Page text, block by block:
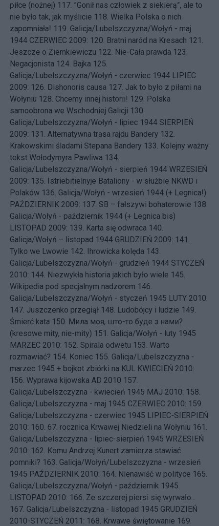
piłce (nożnej) 117. ”Gonił nas człowiek z siekierą”, ale to
nie było tak, jak myślicie 118. Wielka Polska o nich
zapomniała! 119. Galicja/Lubelszczyzna/Wołyń - maj
1944 CZERWIEC 2009: 120. Bratni naród na Kresach 121.
Jeszcze o Ziemkiewiczu 122. Nie-Cała prawda 123.
Negacjonista 124. Bajka 125.
Galicja/Lubelszczyzna/Wołyń - czerwiec 1944 LIPIEC
2009: 126. Dishonoris causa 127. Jak to było z piłami na
Wołyniu 128. Chcemy innej historii! 129. Polska
samoobrona we Wschodniej Galicji 130.
Galicja/Lubelszczyzna/Wołyń - lipiec 1944 SIERPIEŃ
2009: 131. Alternatywna trasa rajdu Bandery 132.
Krakowskimi śladami Stepana Bandery 133. Kolejny ważny
tekst Wołodymyra Pawliwa 134.
Galicja/Lubelszczyzna/Wołyń - sierpień 1944 WRZESIEŃ
2009: 135. Istriebitielnyje Bataliony - w służbie NKWD i
Polaków 136. Galicja/Wołyń - wrzesień 1944 (+ Legnica!)
PAŹDZIERNIK 2009: 137. SB – fałszywi bohaterowie 138.
Galicja/Wołyń - październik 1944 (+ Legnica bis)
LISTOPAD 2009: 139. Karta się odwraca 140.
Galicja/Wołyń – listopad 1944 GRUDZIEŃ 2009: 141.
Tylko we Lwowie 142. Ihrowicka kolęda 143.
Galicja/Lubelszczyzna/Wołyń - grudzień 1944 STYCZEŃ
2010: 144. Niezwykła historia jakich było wiele 145.
Wikipedia pod specjalnym nadzorem 146.
Galicja/Lubelszczyzna/Wołyń - styczeń 1945 LUTY 2010:
147. Juszczenko przegiął 148. Ludobójcy i ludzie 149.
Śmierć kata 150. Мила моя, што-то буде з нами?
(kresowe mity, nie-mity) 151. Galicja/Wołyń - luty 1945
MARZEC 2010: 152. Spirala odwetu 153. Warto
rozmawiać? 154. Koniec 155. Galicja/Lubelszczyzna -
marzec 1945 + bojkot zbiórki na KUL KWIECIEŃ 2010:
156. Wyprawa kijowska AD 2010 157.
Galicja/Lubelszczyzna - kwiecień 1945 MAJ 2010: 158.
Galicja/Lubelszczyzna - maj 1945 CZERWIEC 2010: 159.
Galicja/Lubelszczyzna - czerwiec 1945 LIPIEC-SIERPIEŃ
2010: 160. 67. rocznica Krwawej Niedzieli na Wołyniu 161.
Galicja/Lubelszczyzna - lipiec-sierpień 1945 WRZESIEŃ
2010: 162. Komu Andrzej Kunert zamierza stawiać
pomniki? 163. Galicja/Wołyń/Lubelszczyzna - wrzesień
1945 PAŹDZIERNIK 2010: 164. Nienawiść w polityce 165.
Galicja/Lubelszczyzna/Wołyń - październik 1945
LISTOPAD 2010: 166. Ze szczerej piersi się wyrwało...
167. Galicja/Lubelszczyzna - listopad 1945 GRUDZIEŃ
2010-STYCZEŃ 2011: 168. Krwawe świętowanie 169.